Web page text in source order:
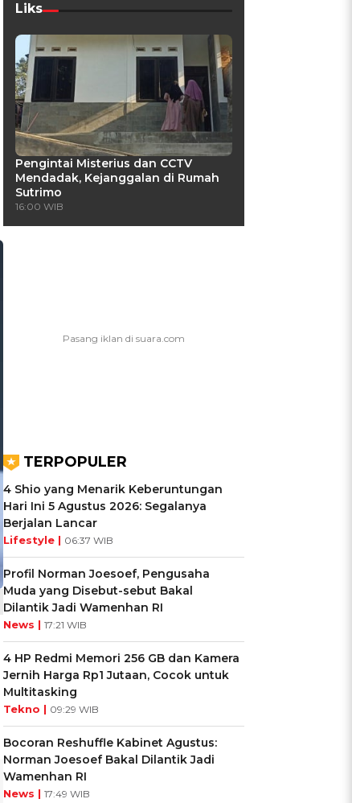
Liks
Pengintai Misterius dan CCTV
Mendadak, Kejanggalan di Rumah
Sutrimo
16:00 WIB
TERPOPULER
4 Shio yang Menarik Keberuntungan
Hari Ini 5 Agustus 2026: Segalanya
Berjalan Lancar
Lifestyle | 06:37 WIB
Profil Norman Joesoef, Pengusaha
Muda yang Disebut-sebut Bakal
Dilantik Jadi Wamenhan RI
News | 17:21 WIB
4 HP Redmi Memori 256 GB dan Kamera
Jernih Harga Rp1 Jutaan, Cocok untuk
Multitasking
Tekno | 09:29 WIB
Bocoran Reshuffle Kabinet Agustus:
Norman Joesoef Bakal Dilantik Jadi
Wamenhan RI
News | 17:49 WIB